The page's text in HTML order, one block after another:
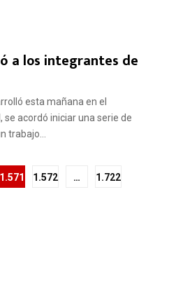
a los integrantes de
esta mañana en el
acordó iniciar una serie de
trabajo...
1.571 1.572 … 1.722